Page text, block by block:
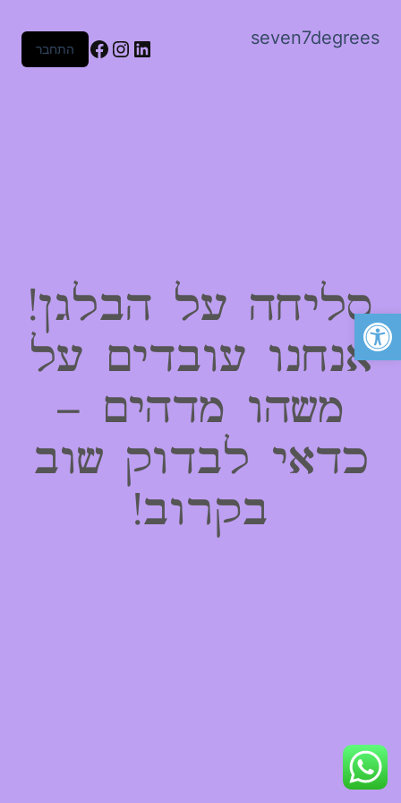
פתח סרגל נגישות
seven7degrees
LinkedIn
Instagram
Facebook
התחבר
סליחה על הבלגן!
אנחנו עובדים על
משהו מדהים –
כדאי לבדוק שוב
בקרוב!